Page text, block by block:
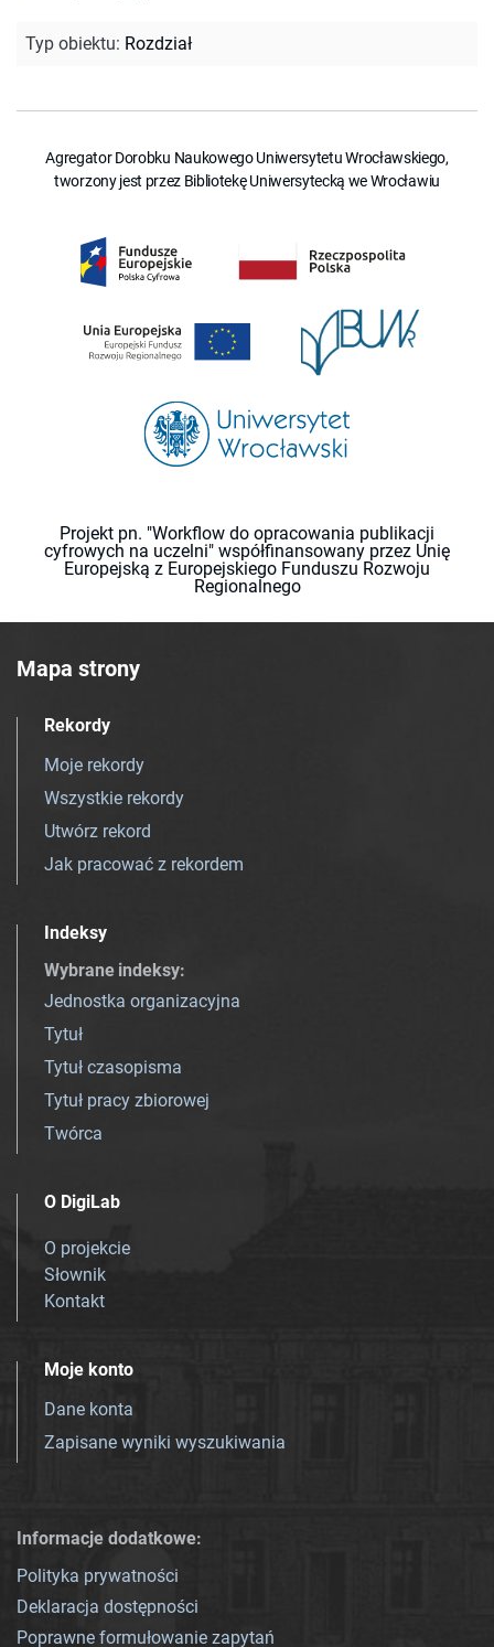
Typ obiektu: Rozdział
Agregator Dorobku Naukowego Uniwersytetu Wrocławskiego,
tworzony jest przez Bibliotekę Uniwersytecką we Wrocławiu
Projekt pn. "Workflow do opracowania publikacji
cyfrowych na uczelni" współfinansowany przez Unię
Europejską z Europejskiego Funduszu Rozwoju
Regionalnego
Mapa strony
Rekordy
Moje rekordy
Wszystkie rekordy
Utwórz rekord
Jak pracować z rekordem
Indeksy
Wybrane indeksy:
Jednostka organizacyjna
Tytuł
Tytuł czasopisma
Tytuł pracy zbiorowej
Twórca
O DigiLab
O projekcie
Słownik
Kontakt
Moje konto
Dane konta
Zapisane wyniki wyszukiwania
Informacje dodatkowe:
Polityka prywatności
Deklaracja dostępności
Poprawne formułowanie zapytań